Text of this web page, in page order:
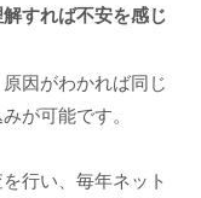
すれば不安を感じ
因がわかれば同じ
が可能です。
行い、毎年ネット